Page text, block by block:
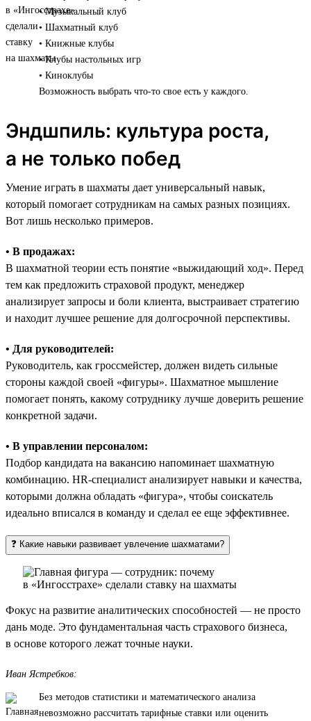
• Музыкальный клуб
• Шахматный клуб
• Книжные клубы
• Клубы настольных игр
• Киноклубы
Возможность выбрать что-то свое есть у каждого.
Эндшпиль: культура роста,
а не только побед
Умение играть в шахматы дает универсальный навык,
который помогает сотрудникам на самых разных позициях.
Вот лишь несколько примеров.
• В продажах:
В шахматной теории есть понятие «выжидающий ход». Перед
тем как предложить страховой продукт, менеджер
анализирует запросы и боли клиента, выстраивает стратегию
и находит лучшее решение для долгосрочной перспективы.
• Для руководителей:
Руководитель, как гроссмейстер, должен видеть сильные
стороны каждой своей «фигуры». Шахматное мышление
помогает понять, какому сотруднику лучше доверить решение
конкретной задачи.
• В управлении персоналом:
Подбор кандидата на вакансию напоминает шахматную
комбинацию. HR-специалист анализирует навыки и качества,
которыми должна обладать «фигура», чтобы соискатель
идеально вписался в команду и сделал ее еще эффективнее.
❓ Какие навыки развивает увлечение шахматами?
Фокус на развитие аналитических способностей — не просто
дань моде. Это фундаментальная часть страхового бизнеса,
в основе которого лежат точные науки.
Иван Ястребков:
Без методов статистики и математического анализа
невозможно рассчитать тарифные ставки или оценить